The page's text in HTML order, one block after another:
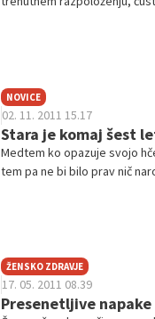
NOVICE
02. 11. 2011 15.17
Stara je komaj šest
Medtem ko opazuje svojo
tem pa ne bi bilo prav nič
ŽENSKO ZDRAVJE
17. 05. 2011 08.39
Presenetljive